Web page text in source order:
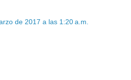
de 2017 a las 1:20 a.m.